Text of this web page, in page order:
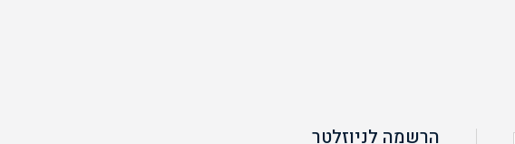
הרשמה לניוזלטר